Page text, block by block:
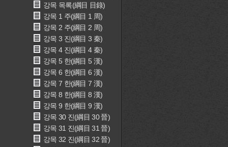
강목 목록(綱目 目錄)
강목 1 주(綱目 1 周)
강목 2 주(綱目 2 周)
강목 3 진(綱目 3 秦)
강목 4 진(綱目 4 秦)
강목 5 한(綱目 5 漢)
강목 6 한(綱目 6 漢)
강목 7 한(綱目 7 漢)
강목 8 한(綱目 8 漢)
강목 9 한(綱目 9 漢)
강목 30 진(綱目 30 晉)
강목 31 진(綱目 31 晉)
강목 32 진(綱目 32 晉)